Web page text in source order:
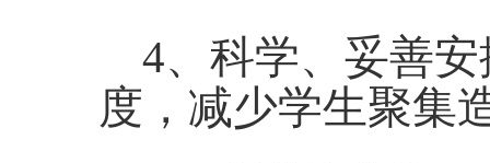
4、科学、妥善
度，减少学生聚集